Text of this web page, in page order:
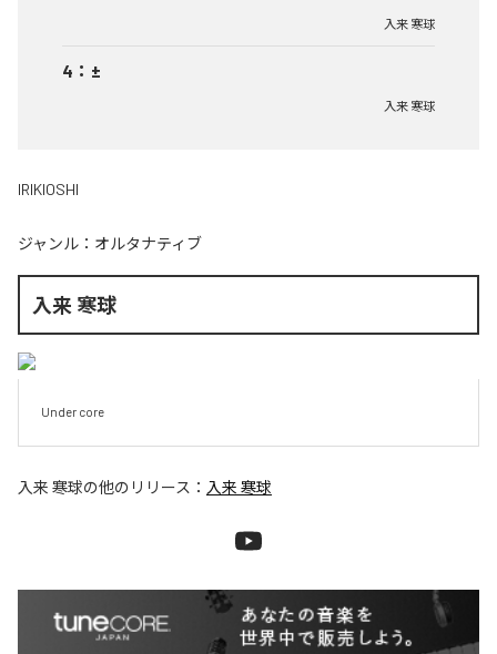
入来 寒球
4 ： ±
入来 寒球
IRIKIOSHI
ジャンル： オルタナティブ
入来 寒球
Under core
入来 寒球の他のリリース： 入来 寒球